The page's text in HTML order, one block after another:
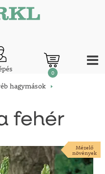
0
hagymások
fehér
Mézelő
növények